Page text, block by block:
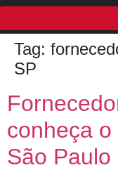
Tag:
SP
conheça
São Paulo